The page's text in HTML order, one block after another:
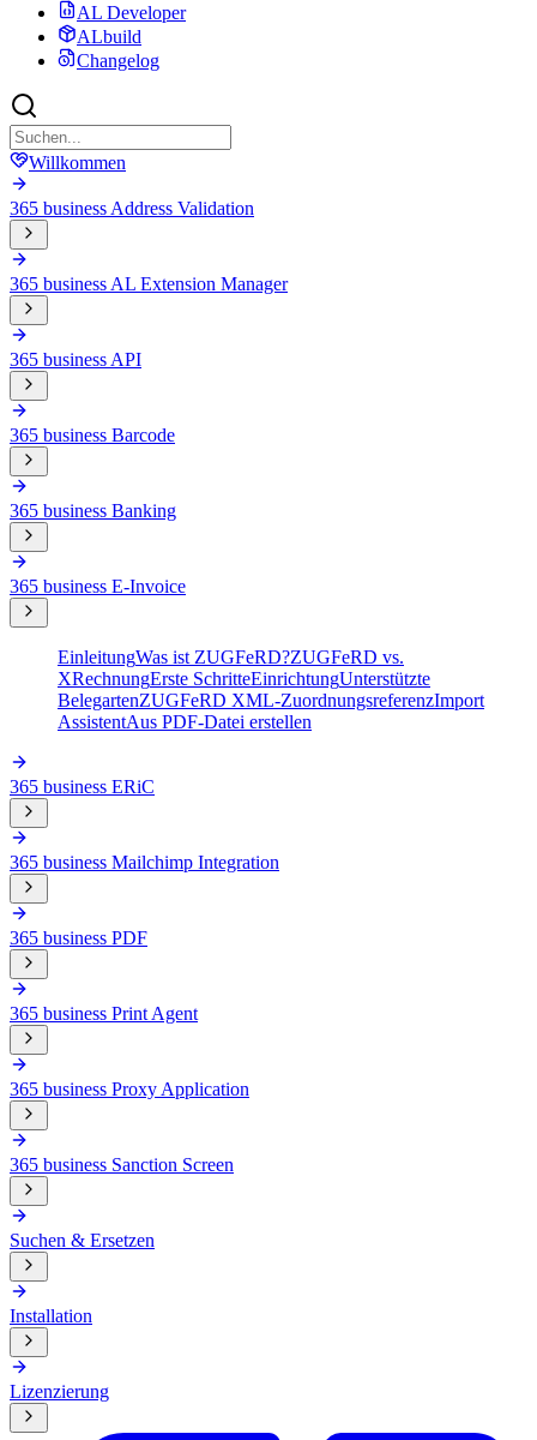
AL Developer
ALbuild
Changelog
Willkommen
365 business Address Validation
365 business AL Extension Manager
365 business API
365 business Barcode
365 business Banking
365 business E-Invoice
EinleitungWas ist ZUGFeRD?ZUGFeRD vs.
XRechnungErste SchritteEinrichtungUnterstützte
BelegartenZUGFeRD XML-ZuordnungsreferenzImport
AssistentAus PDF-Datei erstellen
365 business ERiC
365 business Mailchimp Integration
365 business PDF
365 business Print Agent
365 business Proxy Application
365 business Sanction Screen
Suchen & Ersetzen
Installation
Lizenzierung